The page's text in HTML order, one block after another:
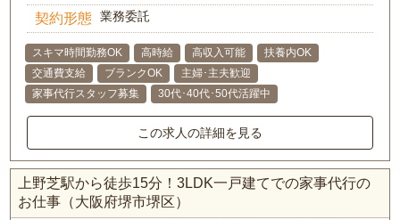
契約形態 業務委託
スキマ時間勤務OK 高時給 高収入可能
扶養内OK
交通費支給
ブランクOK
主婦･主夫歓迎
家事代行スタッフ募集
30代･40代･50代活躍中
この求人の詳細を見る
上野芝駅から徒歩15分！3LDK一戸建てでの家事代行の
お仕事（大阪府堺市堺区）